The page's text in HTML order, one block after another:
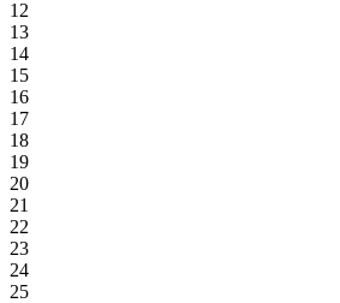
12
13
14
15
16
17
18
19
20
21
22
23
24
25